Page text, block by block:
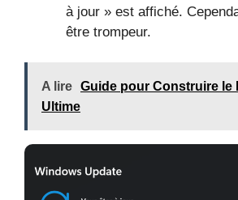
à jour » est affiché.
être trompeur.
A lire Guide pour Construire le
Ultime